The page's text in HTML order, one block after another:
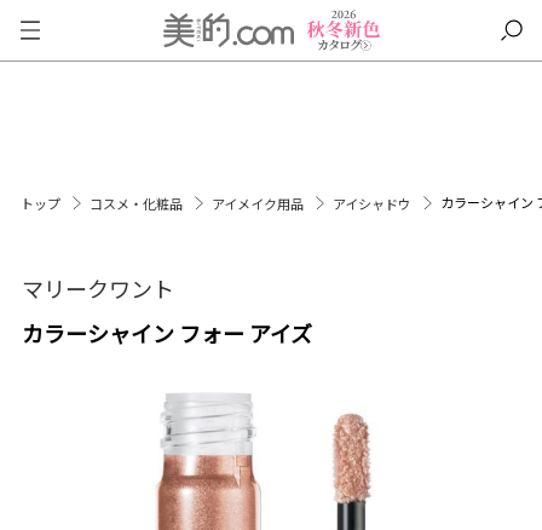
トップ コスメ・化粧品 アイメイク用品 アイシャドウ カラーシャイン
マリークワント
カラーシャイン フォー アイズ